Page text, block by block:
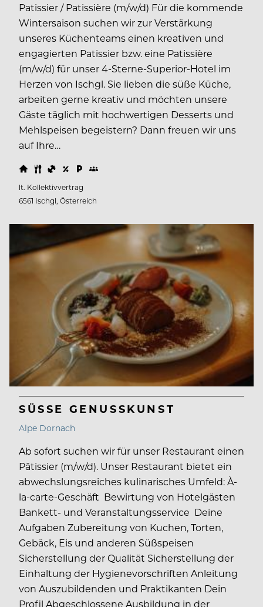
Patissier / Patissière (m/w/d) Für die kommende
Wintersaison suchen wir zur Verstärkung
unseres Küchenteams einen kreativen und
engagierten Patissier bzw. eine Patissière
(m/w/d) für unser 4-Sterne-Superior-Hotel im
Herzen von Ischgl. Sie lieben die süße Küche,
arbeiten gerne kreativ und möchten unsere
Gäste täglich mit hochwertigen Desserts und
Mehlspeisen begeistern? Dann freuen wir uns
auf Ihre…
lt. Kollektivvertrag
6561 Ischgl, Österreich
SÜSSE GENUSSKUNST
Alpe Dornach
Ab sofort suchen wir für unser Restaurant einen
Pâtissier (m/w/d). Unser Restaurant bietet ein
abwechslungsreiches kulinarisches Umfeld: À-
la-carte-Geschäft Bewirtung von Hotelgästen
Bankett- und Veranstaltungsservice Deine
Aufgaben Zubereitung von Kuchen, Torten,
Gebäck, Eis und anderen Süßspeisen
Sicherstellung der Qualität Sicherstellung der
Einhaltung der Hygienevorschriften Anleitung
von Auszubildenden und Praktikanten Dein
Profil Abgeschlossene Ausbildung in der